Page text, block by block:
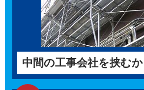
中間の工事会社を挟むか